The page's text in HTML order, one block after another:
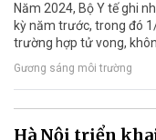
Năm 2024, Bộ Y tế ghi
kỳ năm trước, trong đó
trường hợp tử vong,
Gương sáng môi trường
Hà Nội triển